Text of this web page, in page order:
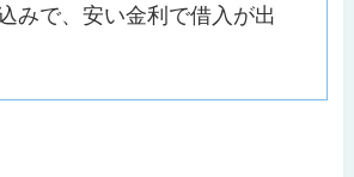
みで、安い金利で借入が出